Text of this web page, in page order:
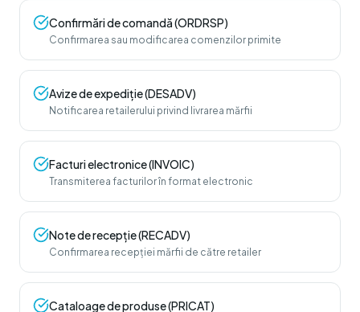
Confirmări de comandă (ORDRSP)
Confirmarea sau modificarea comenzilor primite
Avize de expediție (DESADV)
Notificarea retailerului privind livrarea mărfii
Facturi electronice (INVOIC)
Transmiterea facturilor în format electronic
Note de recepție (RECADV)
Confirmarea recepției mărfii de către retailer
Cataloage de produse (PRICAT)